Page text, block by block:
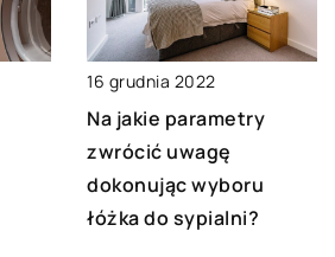
16 grudnia 2022
Na jakie parametry
zwrócić uwagę
dokonując wyboru
łóżka do sypialni?